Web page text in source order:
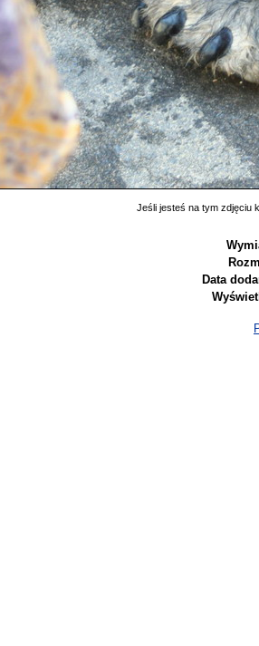
Jeśli jesteś na tym zdjęciu
Data